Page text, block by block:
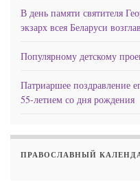
В день памяти святителя
экзарх всея Беларуси
Популярному детскому
Патриаршее поздравление
55-летием со дня рождения
ПРАВОСЛАВНЫЙ